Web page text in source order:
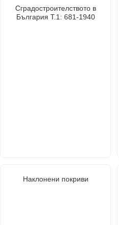
Сградостроителството в
България Т.1: 681-1940
Наклонени покриви